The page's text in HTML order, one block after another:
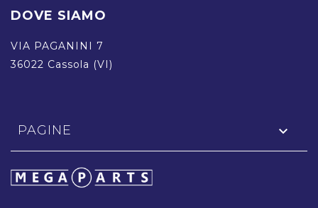
DOVE SIAMO
VIA PAGANINI 7
36022 Cassola (VI)
PAGINE 